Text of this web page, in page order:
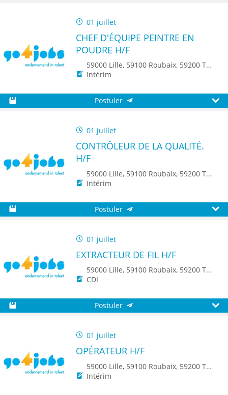
01 juillet
CHEF D'ÉQUIPE PEINTRE EN
POUDRE H/F
59000 Lille, 59100 Roubaix, 59200 Tourcoing, 59140 Dunkerque, 59650 Villeneuve d'Ascq, 59500 Douai, 59150 Wattrelos, 59370 Mons-en-Baroeul, 59250 Halluin, 59290 Wasquehal, 59270 Bailleul, 59223 Roncq, 59390 Toufflers, 8500 Kortrijk
Intérim
Postuler
01 juillet
CONTRÔLEUR DE LA QUALITÉ.
H/F
59000 Lille, 59100 Roubaix, 59200 Tourcoing, 59140 Dunkerque, 59650 Villeneuve d'Ascq, 59500 Douai, 59150 Wattrelos, 59370 Mons-en-Baroeul, 59250 Halluin, 59290 Wasquehal, 59270 Bailleul, 59223 Roncq, 59390 Toufflers, 8500 Kortrijk
Intérim
Postuler
01 juillet
EXTRACTEUR DE FIL H/F
59000 Lille, 59100 Roubaix, 59200 Tourcoing, 59650 Villeneuve d'Ascq, 59150 Wattrelos, 59510 Hem, 59223 Roncq, 59560 Comines, 59520 Marquette-lez-Lille, 59960 Neuville-en-Ferrain
CDI
Postuler
01 juillet
OPÉRATEUR H/F
59000 Lille, 59100 Roubaix, 59200 Tourcoing, 59140 Dunkerque, 59650 Villeneuve d'Ascq, 59500 Douai, 59150 Wattrelos, 59370 Mons-en-Baroeul, 59250 Halluin, 59290 Wasquehal, 59270 Bailleul, 59223 Roncq, 59390 Toufflers, 8500 Kortrijk
Intérim